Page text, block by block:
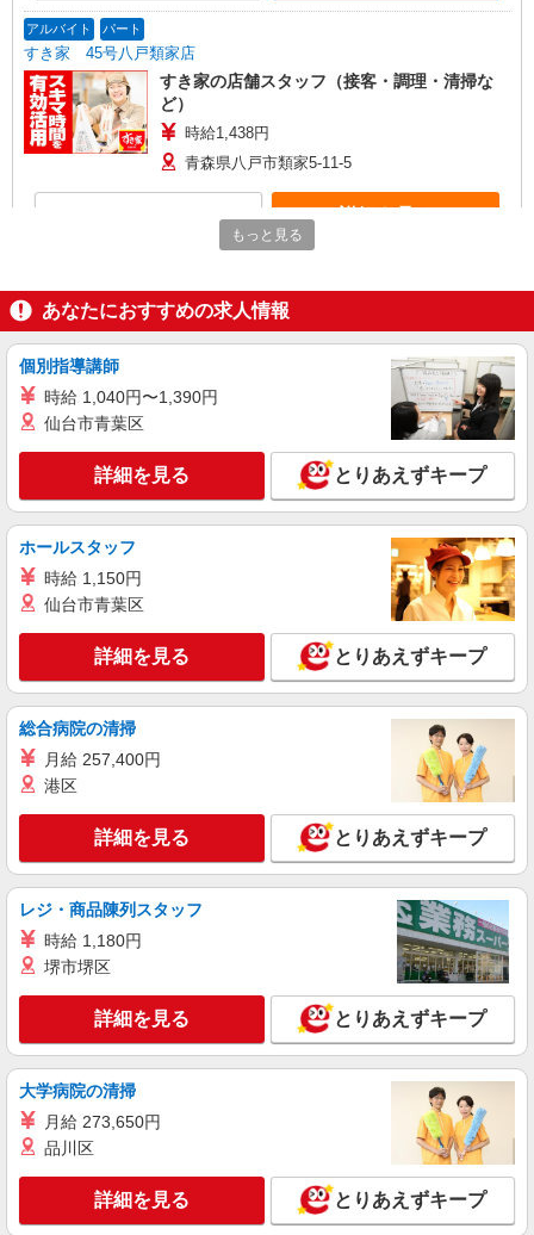
アルバイト パート
すき家 45号八戸類家店
すき家の店舗スタッフ（接客・調理・清掃な
ど）
時給1,438円
青森県八戸市類家5-11-5
すき家 八戸根城店
すき家の店舗スタッフ（接客・調理・清掃な
ど）
時給1,050円 ※22:00〜翌5:00：時給1,313円 ※
高校生時給1,029円 ※早朝手当（5:00〜9:00）時給
キープ 詳細を見る
院内保育園 いちょうの樹
時給1,030円〜1,230円 ※下記手当により異な
る ■平日早朝・夕方手当 時給＋100円 ■休日手
当 時給＋100円 ■特別期間手当（GW、お盆、年
末年始※会社カレンダーによる）時給＋200円
青森県八戸市田向三丁目1番1号
キープ 詳細を見る
もっと見る
あなたにおすすめの求人情報
個別指導講師
時給 1,040円〜1,390円
仙台市青葉区
詳細を見る とりあえずキープ
ホールスタッフ
時給 1,150円
仙台市青葉区
詳細を見る とりあえずキープ
総合病院の清掃
月給 257,400円
港区
詳細を見る とりあえずキープ
レジ・商品陳列スタッフ
時給 1,180円
堺市堺区
詳細を見る とりあえずキープ
大学病院の清掃
月給 273,650円
品川区
詳細を見る とりあえずキープ